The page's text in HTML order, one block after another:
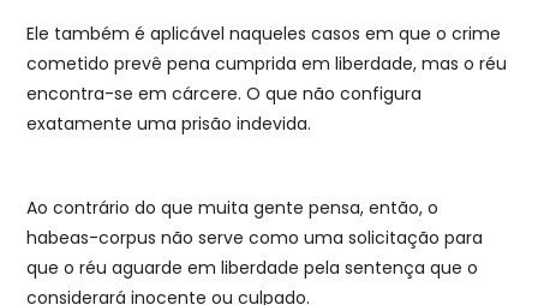
Ele também é aplicável naqueles casos em que o crime
cometido prevê pena cumprida em liberdade, mas o réu
encontra-se em cárcere. O que não configura
exatamente uma prisão indevida.
Ao contrário do que muita gente pensa, então, o
habeas-corpus não serve como uma solicitação para
que o réu aguarde em liberdade pela sentença que o
considerará inocente ou culpado.